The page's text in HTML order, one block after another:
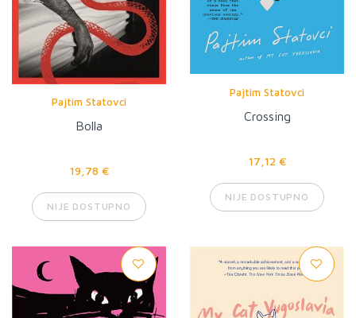
Pajtim Statovci
Bolla
19,78 €
NIJE DOSTUPNO
Pajtim Statovci
Crossing
17,12 €
NIJE DOSTUPNO